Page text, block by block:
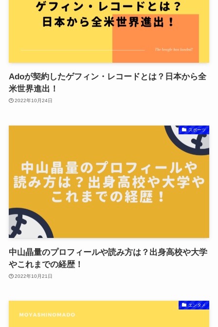
Adoが契約したゲフィン・レコードとは？日本から全
米世界進出！
2022年10月24日
スポーツ
中山晶量のプロフィールや読み方は？出身高校や大学
やこれまでの経歴！
2022年10月21日
エンタメ